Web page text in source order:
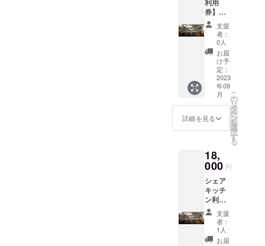
固くお
断りい
たしま
す。 ・
利用可
能時間
（1）営
業時間
8:00~2
0:00 ※
営業時
会情
勢、利
り変動
する可
能性が
ありま
す。 2
階利⽤
は予約
した利
⽤者
（団
エキッ
チン概
要 ◎営
業時
間：24
時間営
業 ※営
業時間
は社会
情勢、
利⽤状
況等に
より変
ます。
キッチ
利⽤は
予約し
た利⽤
者（団
体・法
⼈）１
組のみ
利用
券】
ワーク
ルーム
利用 5
日/月 ク
ラファ
ン限定
で1ヶ月
分お得
にご利
用いた
だけま
す。 1
日1組利
部屋貸
し切り
ができ
るプラ
ンで
す。 ◎
ワーク
ルーム
利用規
約概要
支援
者：
0人
お届
け予
定：
2023
年09
月
詳細を見る
こ
の
リ
タ
ー
ン
を
選
択
す
る
18,
000 円
シェア
キッチ
ン利用
20時間/
月 クラ
ウド
ファン
支援
者：
1人
お届